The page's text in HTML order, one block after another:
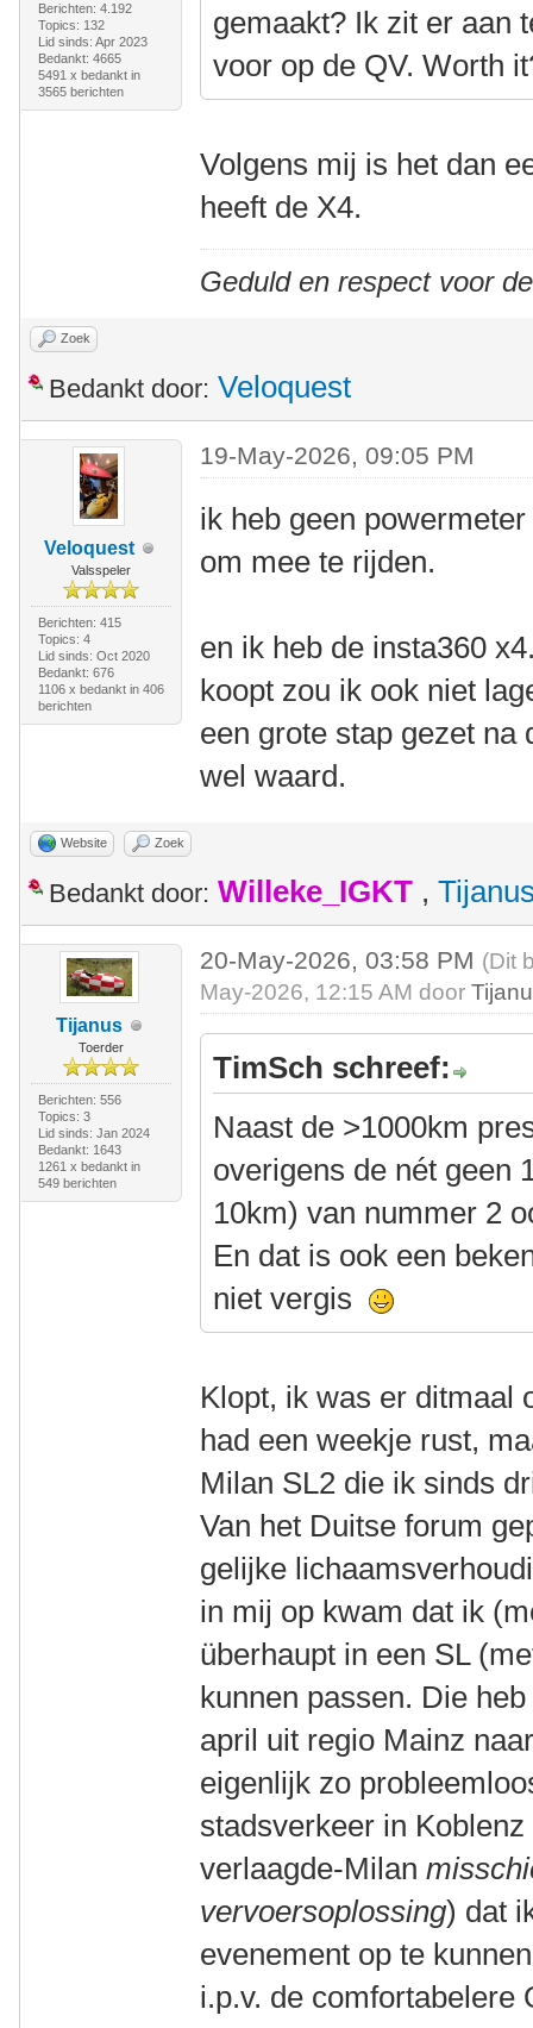
Berichten: 4.192
Topics: 132
Lid sinds: Apr 2023
Bedankt: 4665
5491 x bedankt in
3565 berichten
gemaakt? Ik zit er aan
voor op de QV. Worth
Volgens mij is het dan
heeft de X4.
Geduld en respect voor
Zoek
Bedankt door: Veloquest
Veloquest
Valsspeler
Berichten: 415
Topics: 4
Lid sinds: Oct 2020
Bedankt: 676
1106 x bedankt in 406
berichten
19-May-2026, 09:05 PM
ik heb geen
om mee te rijden.
en ik heb de insta360
koopt zou ik ook niet
een grote stap gezet na
wel waard.
Website Zoek
Bedankt door: Willeke_IGKT ,
Tijanus
Toerder
Berichten: 556
Topics: 3
Lid sinds: Jan 2024
Bedankt: 1643
1261 x bedankt in
549 berichten
20-May-2026, 03:58 PM (Dit
May-2026, 12:15 AM door
TimSch schreef:
Naast de >1000km
overigens de nét geen
10km) van nummer 2
En dat is ook een
niet vergis
Klopt, ik was er ditmaal
had een weekje rust,
Milan SL2 die ik sinds
Van het Duitse forum
gelijke
in mij op kwam dat ik
überhaupt in een SL
kunnen passen. Die
april uit regio Mainz
eigenlijk zo
stadsverkeer in
verlaagde-Milan
vervoersoplossing) dat
evenement op te
i.p.v. de comfortabelere